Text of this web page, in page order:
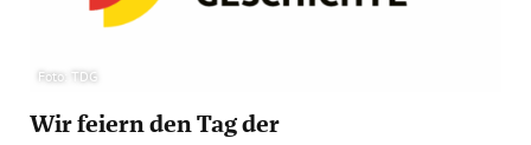
Foto: TDG
Wir feiern den Tag der